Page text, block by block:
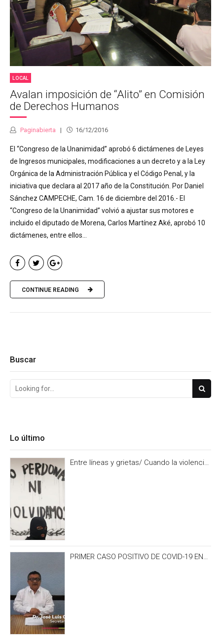
LOCAL
Avalan imposición de “Alito” en Comisión
de Derechos Humanos
Paginabierta 16/12/2016
El “Congreso de la Unanimidad” aprobó 6 dictámenes de Leyes
de Ingresos municipales, modificaciones a un decreto y a la Ley
Orgánica de la Administración Pública y el Código Penal, y la
iniciativa que declara al 2017 año de la Constitución. Por Daniel
Sánchez CAMPECHE, Cam. 16 de diciembre del 2016.- El
“Congreso de la Unanimidad” volvió a ajustar sus motores e
incluido el diputado de Morena, Carlos Martínez Aké, aprobó 10
dictámenes, entre ellos...
CONTINUE READING
Buscar
Lo último
Entre líneas y grietas/ Cuando la violencia
PRIMER CASO POSITIVO DE COVID-19 EN